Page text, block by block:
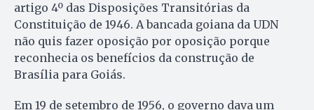
artigo 4º das Disposições Transitórias da
Constituição de 1946. A bancada goiana da UDN
não quis fazer oposição por oposição porque
reconhecia os benefícios da construção de
Brasília para Goiás.
Em 19 de setembro de 1956, o governo dava um